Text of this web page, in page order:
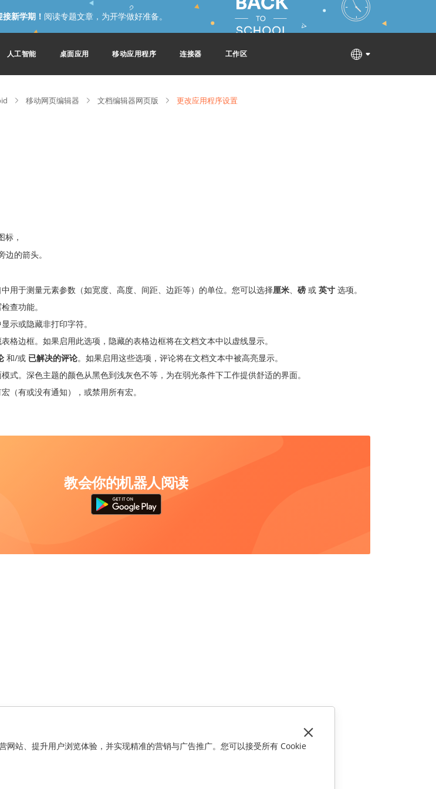
新学期！ 阅读专题文章，为开学做好准备。
人工智能 桌面应用 移动应用程序 连接器 工作区
移动网页编辑器 文档编辑器网页版 更改应用程序设置
标，
边的箭头。
用于测量元素参数（如宽度、高度、间距、边距等）的单位。您可以选择厘米、 磅 或 英寸 选项。
查功能。
示或隐藏非打印字符。
格边框。如果启用此选项，隐藏的表格边框将在文档文本中以虚线显示。
和/或 已解决的评论。如果启用这些选项，评论将在文档文本中被高亮显示。
式。深色主题的颜色从黑色到浅灰色不等，为在弱光条件下工作提供舒适的界面。
（有或没有通知），或禁用所有宏。
教会你的机器人阅读
站、提升用户浏览体验，并实现精准的营销与广告推广。您可以接受所有 Cookie